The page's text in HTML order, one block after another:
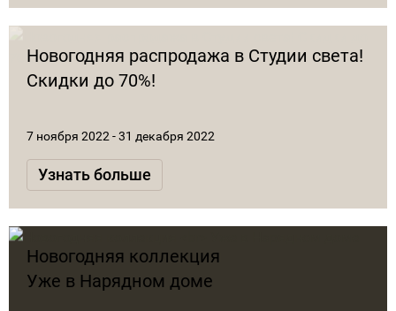
Новогодняя распродажа в Студии света!
Скидки до 70%!
7 ноября 2022 - 31 декабря 2022
Узнать больше
Новогодняя коллекция
Уже в Нарядном доме